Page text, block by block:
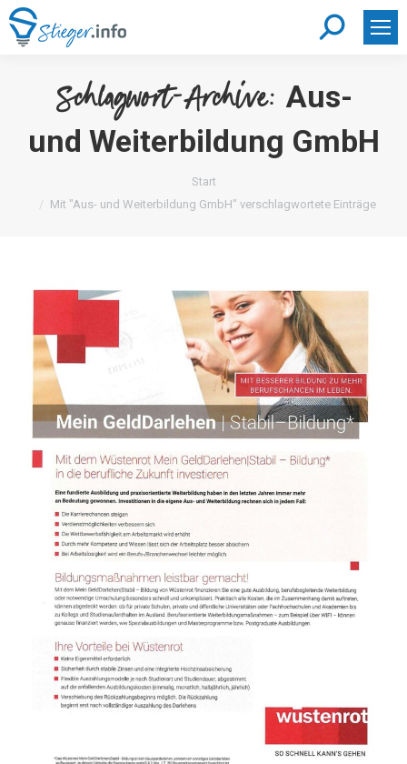
Search:
Schlagwort-Archive: Aus-
und Weiterbildung GmbH
Start
Mit "Aus- und Weiterbildung GmbH" verschlagwortete Einträge